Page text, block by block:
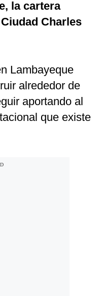
la cartera
Charles
Lambayeque
alrededor de
aportando al
que existe